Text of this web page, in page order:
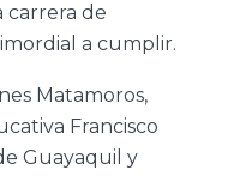
carrera de
a cumplir.
Matamoros,
Francisco
Guayaquil y